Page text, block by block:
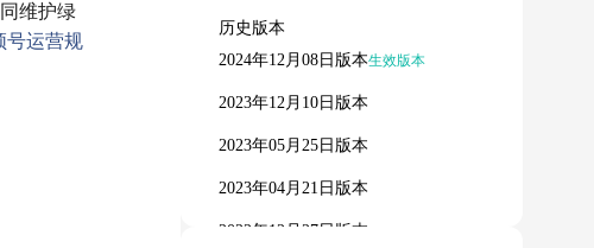
维护绿
号运营规
历史版本
2024年12月08日版本生效版本
2023年12月10日版本
2023年05月25日版本
2023年04月21日版本
2022年12月27日版本